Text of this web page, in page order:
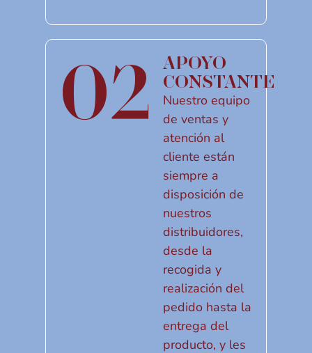
02
APOYO
CONSTANTE
Nuestro equipo
de ventas y
atención al
cliente están
siempre a
disposición de
nuestros
distribuidores,
desde la
recogida y
realización del
pedido hasta la
entrega del
producto, y les